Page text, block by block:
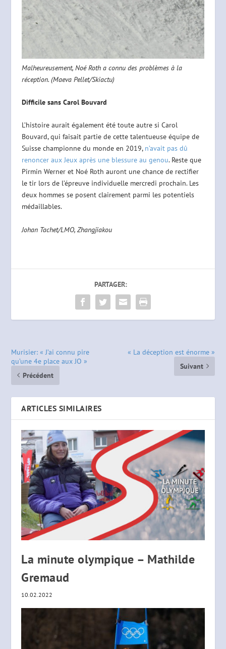
Malheureusement, Noé Roth a connu des problèmes à la
réception. (Maeva Pellet/Skiactu)
Difficile sans Carol Bouvard
L’histoire aurait également été toute autre si Carol
Bouvard, qui faisait partie de cette talentueuse équipe de
Suisse championne du monde en 2019, n’avait pas dû
renoncer aux Jeux après une blessure au genou. Reste que
Pirmin Werner et Noé Roth auront une chance de rectifier
le tir lors de l’épreuve individuelle mercredi prochain. Les
deux hommes se posent clairement parmi les potentiels
médaillables.
Johan Tachet/LMO, Zhangjiakou
PARTAGER:
Murisier: « J’ai connu pire
qu’une 4e place aux JO »
Précédent
« La déception est énorme »
Suivant
ARTICLES SIMILAIRES
La minute olympique – Mathilde
Gremaud
10.02.2022